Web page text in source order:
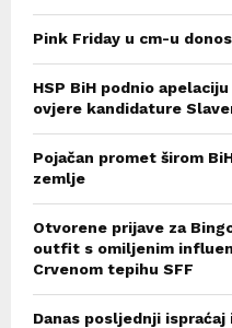
Pink Friday u cm-u
HSP BiH podnio
ovjere kandidature
Pojačan promet širom
zemlje
Otvorene prijave za
outfit s omiljenim
Crvenom tepihu SFF
Danas posljednji